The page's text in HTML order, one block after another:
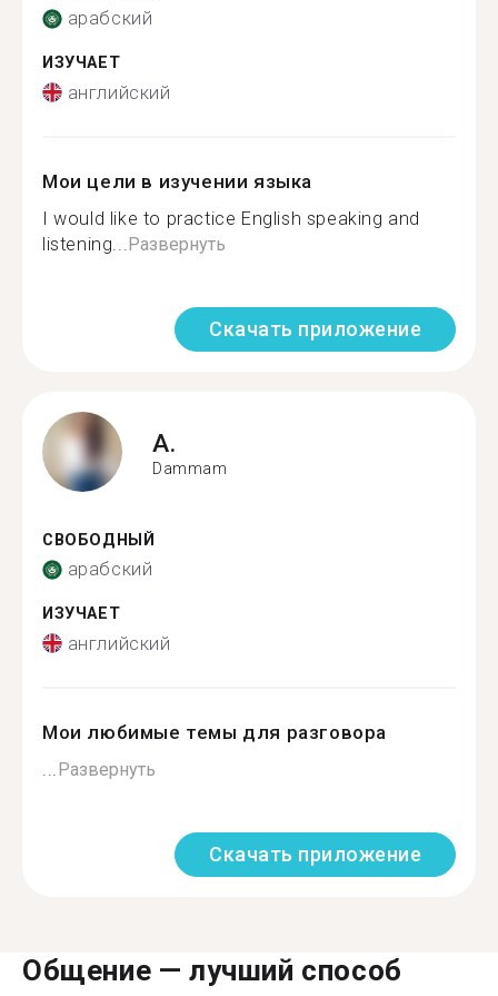
арабский
ИЗУЧАЕТ
английский
Мои цели в изучении языка
I would like to practice English speaking and
listening... Развернуть
Скачать приложение
A.
Dammam
СВОБОДНЫЙ
арабский
ИЗУЧАЕТ
английский
Мои любимые темы для разговора
Развернуть
Скачать приложение
Общение — лучший способ